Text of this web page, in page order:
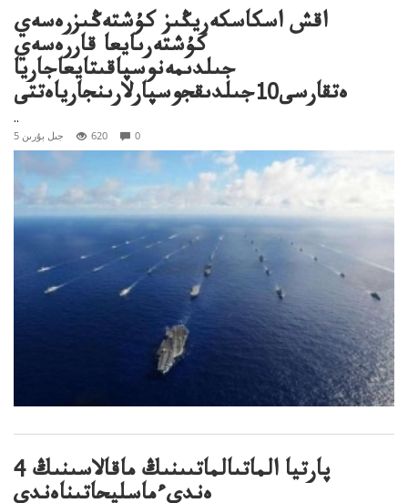
اقش اسكاسكەريڭىز كۇشتەڭىزرەسەي
كۇشتەرىايعا قاررەسەي
جىلدىمەنوسپاقىتايعاجاريا
ەتقارسى10جىلدىقجوسپارلارىنجارياەتتى
..
5 جىل بۇرىن 620 0
4 پارتيا الماتىالماتىىنىڭ ماقالاسىنىڭ